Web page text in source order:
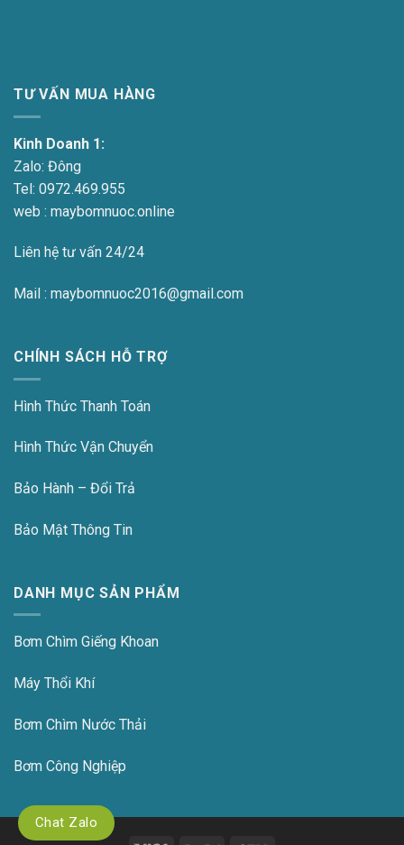
Chat Zalo
TƯ VẤN MUA HÀNG
Kinh Doanh 1:
Zalo: Đông
Tel: 0972.469.955
web : maybomnuoc.online
Liên hệ tư vấn 24/24
Mail : maybomnuoc2016@gmail.com
CHÍNH SÁCH HỖ TRỢ
Hình Thức Thanh Toán
Hình Thức Vận Chuyển
Bảo Hành – Đổi Trả
Bảo Mật Thông Tin
DANH MỤC SẢN PHẨM
Bơm Chìm Giếng Khoan
Máy Thổi Khí
Bơm Chìm Nước Thải
Bơm Công Nghiệp